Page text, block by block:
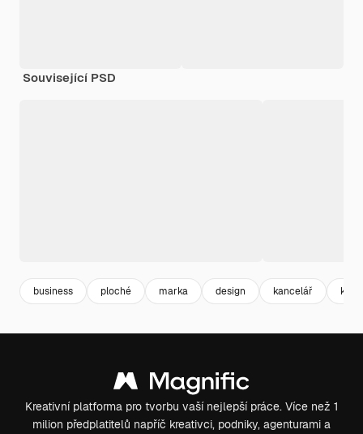
Související PSD
business ploché marka design kancelář
Kreativní platforma pro tvorbu vaší nejlepší práce. Více než 1
milion předplatitelů napříč kreativci, podniky, agenturami a